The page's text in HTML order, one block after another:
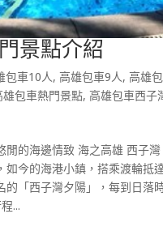
景點介紹
包車10人,高雄包車9人,高雄
雄包車熱門景點,高雄包車西子
的海邊情致 海之高雄 西子
今的海港小鎮，搭乘渡輪抵
「西子灣夕陽」，每到日落
...